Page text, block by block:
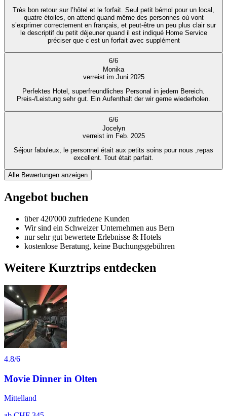
Très bon retour sur l’hôtel et le forfait. Seul petit bémol pour un local,
quatre étoiles, on attend quand même des personnes où vont
s’exprimer correctement en français, et peut-être un peu plus clair sur
le descriptif du petit déjeuner quand il est indiqué Home Service
préciser que c’est un forfait avec supplément
6/6
Monika
verreist im Juni 2025
Perfektes Hotel, superfreundliches Personal in jedem Bereich.
Preis-/Leistung sehr gut. Ein Aufenthalt der wir gerne wiederholen.
6/6
Jocelyn
verreist im Feb. 2025
Séjour fabuleux, le personnel était aux petits soins pour nous ,repas
excellent. Tout était parfait.
Alle Bewertungen anzeigen
Angebot buchen
über 420'000 zufriedene Kunden
Wir sind ein Schweizer Unternehmen aus Bern
nur sehr gut bewertete Erlebnisse & Hotels
kostenlose Beratung, keine Buchungsgebühren
Weitere Kurztrips entdecken
4.8/6
Movie Dinner in Olten
Mittelland